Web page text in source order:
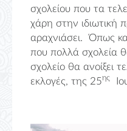
σχολείου που τα
χάρη στην ιδιωτική
αραχνιάσει. Όπως
που πολλά σχολεία
σχολείο θα ανοίξει
εκλογές, της 25ης